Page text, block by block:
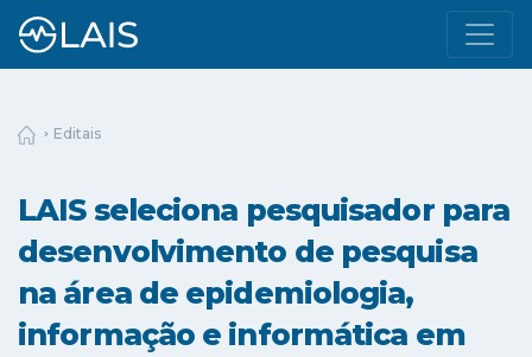
Editais
LAIS seleciona pesquisador para
desenvolvimento de pesquisa
na área de epidemiologia,
informação e informática em